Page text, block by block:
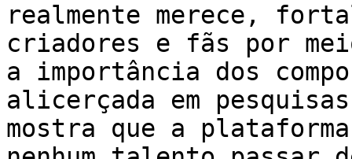
realmente merece,
criadores e fãs por
a importância dos
alicerçada em
mostra que a